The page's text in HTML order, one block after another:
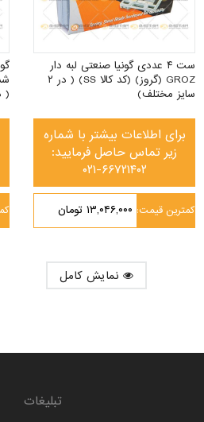
( در ۲
ست ۴ عددی گونیا صنعتی لبه دار
GROZ (گروز) (کد کالا SS) ( در ۲
سایز مختلف)
برای اطلاعات بیشتر با شماره
زیر تماس حاصل فرمایید:
۰۲۱-۶۶۷۲۱۴۰۲
۱۳,۰۴۶,۰۰۰ تومان کمترین قیمت:
تبلیغات